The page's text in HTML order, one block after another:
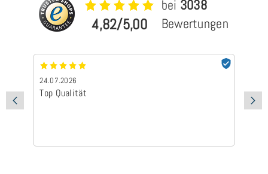
4,82/5,00
bei 3038
Bewertungen
24.07.2026
Top Qualität